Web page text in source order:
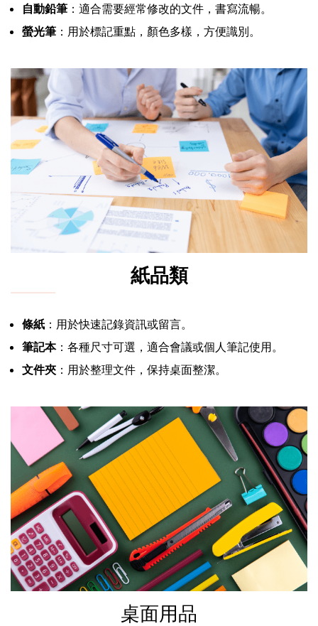
自動鉛筆 ：適合需要經常修改的文件，書寫流暢。
螢光筆 ：用於標記重點，顏色多樣，方便識別。
紙品類
條紙 ：用於快速記錄資訊或留言。
筆記本：各種尺寸可選，適合會議或個人筆記使用。
文件夾 ：用於整理文件，保持桌面整潔。
桌面用品